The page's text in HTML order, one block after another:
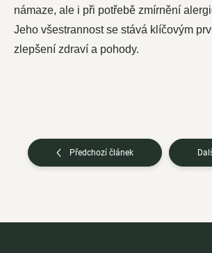
námaze, ale i při potřebě zmírnění
Jeho všestrannost se stává klíčovým
zlepšení zdraví a pohody.
Předchozí článek